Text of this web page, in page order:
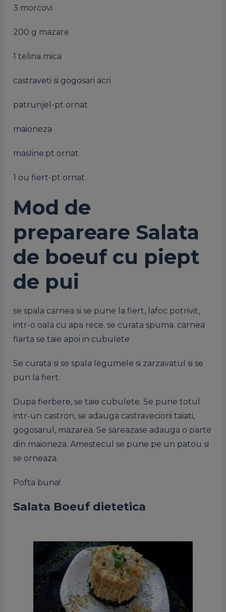
3 morcovi
200 g mazare
1 telina mica
castraveti si gogosari acri
patrunjel-pt ornat
maioneza
masline.pt ornat
1 ou fiert-pt ornat
Mod de
prepareare Salata
de boeuf cu piept
de pui
se spala carnea si se pune la fiert, lafoc potrivit,
intr-o oala cu apa rece. se curata spuma. carnea
fiarta se taie apoi in cubulete
Se curata si se spala legumele si zarzavatul si se
pun la fiert.
Dupa fierbere, se taie cubulete. Se pune totul
intr-un castron, se adauga castraveciorii taiati,
gogosarul, mazarea. Se sareazase adauga o parte
din maioneza. Amestecul se pune pe un patou si
se orneaza.
Pofta buna!
Salata Boeuf dietetica